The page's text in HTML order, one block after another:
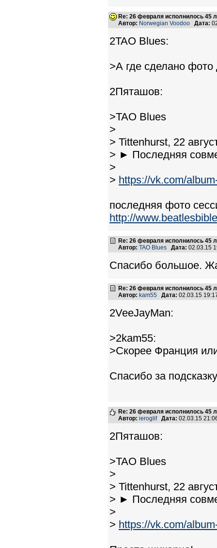
Re: 26 февраля исполнилось 45
Автор: Norwegian Voodoo Дата:
2TAO Blues:
>А где сделано фото
2Пяташов:
>TAO Blues
>
> Tittenhurst, 22
> ► Последняя
>
> https://vk.com/
последняя фото
http://
Re: 26 февраля исполнилось 45
Автор: TAO Blues Дата: 02.03.15
Спасибо большое.
Re: 26 февраля исполнилось 45
Автор: kam55 Дата: 02.03.15
2VeeJayMan:
>2kam55:
>Скорее Франция
Спасибо за
Re: 26 февраля исполнилось 45
Автор: ieroglif Дата: 02.03.15
2Пяташов:
>TAO Blues
>
> Tittenhurst, 22
> ► Последняя
>
> https://vk.com/